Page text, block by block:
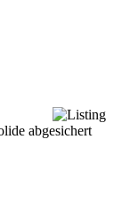
abgesichert